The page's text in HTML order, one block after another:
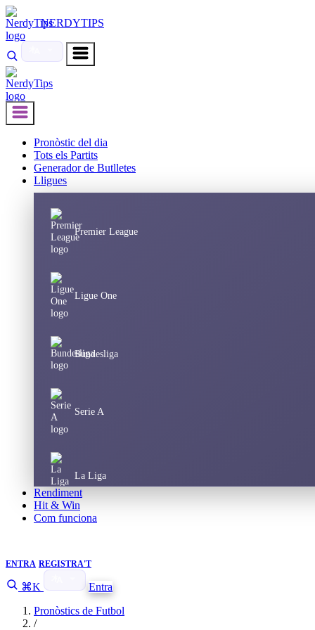
NERDYTIPS
Pronòstic del dia
Tots els Partits
Generador de Butlletes
Lligues
Premier League
Ligue One
Bundesliga
Serie A
La Liga
Rendiment
Hit & Win
Com funciona
ENTRA REGISTRA'T
⌘K
Entra
Pronòstics de Futbol
/